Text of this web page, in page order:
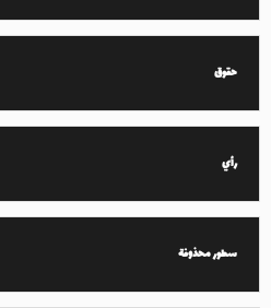
حقوق
رأي
سطور محذوفة